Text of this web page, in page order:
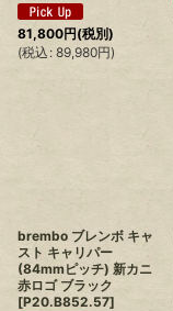
81,800円(税別)
(税込 : 89,980円)
brembo ブレンボ キャ
スト キャリパー
(84mmピッチ) 新カニ
赤ロゴ ブラック
[P20.B852.57]